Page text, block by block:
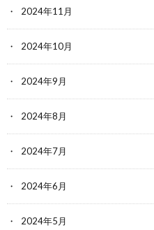
2024年11月
2024年10月
2024年9月
2024年8月
2024年7月
2024年6月
2024年5月